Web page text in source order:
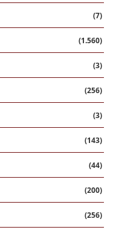
(7)
(1.560)
(3)
(256)
(3)
(143)
(44)
(200)
(256)